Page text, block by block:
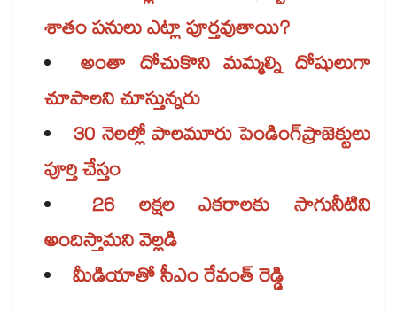
శాతం పనులు ఎట్లా పూర్తవుతాయి?
అంతా దోచుకొని మమ్మల్ని దోషులుగా
చూపాలని చూస్తున్నరు
30 నెలల్లో పాలమూరు పెండింగ్​ప్రాజెక్టులు
పూర్తి చేస్తం
26 లక్షల ఎకరాలకు సాగునీటిని
అందిస్తామని వెల్లడి
మీడియాతో సీఎం రేవంత్ రెడ్డి